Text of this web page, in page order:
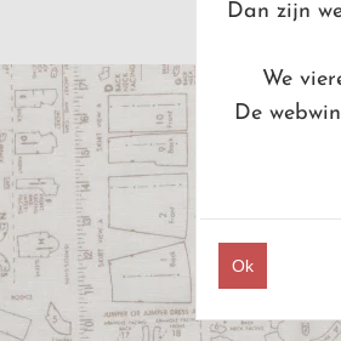
Dan zijn
We
De
Ok